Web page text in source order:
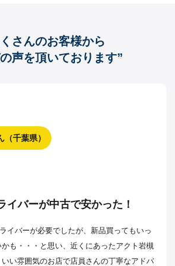
さんのお客様から
声を頂いております”
（千葉県）
イバーが中古で安かった！
イバーが必要でしたが、新品買ってもいっ
も・・・と思い、近くにあったアクト岩槻
い雰囲気のお店で店員さんの丁寧なアドバ